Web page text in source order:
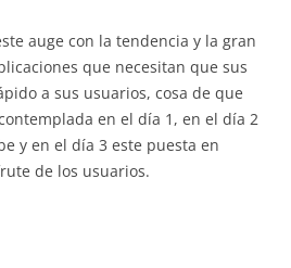
auge con la tendencia y la gran
que necesitan que sus
a sus usuarios, cosa de que
en el día 1, en el día 2
y en el día 3 este puesta en
de los usuarios.